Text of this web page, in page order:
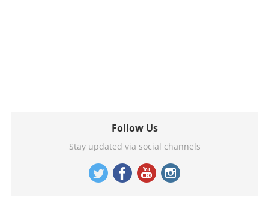
Follow Us
Stay updated via social channels